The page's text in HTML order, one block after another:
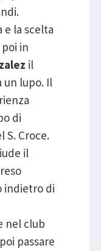
e la scelta
in
il
un lupo. Il
di
S. Croce.
il
indietro di
nel club
passare